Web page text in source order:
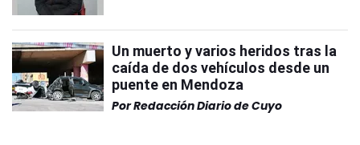
Un muerto y varios heridos tras la
caída de dos vehículos desde un
puente en Mendoza
PorRedacción Diario de Cuyo